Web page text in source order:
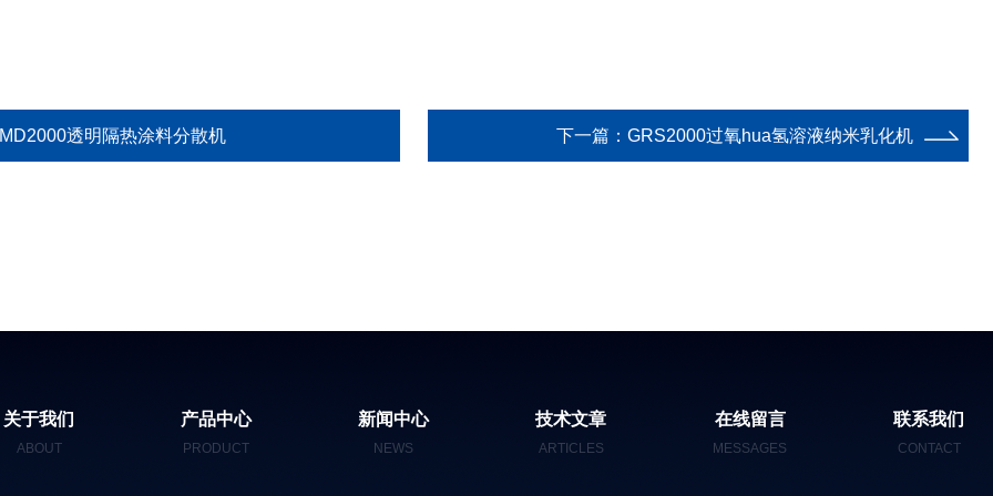
透明隔热涂料分散机 下一篇： GRS2000过氧hua氢溶液纳米乳化机
关于我们
ABOUT
产品中心
PRODUCT
新闻中心
NEWS
技术文章
ARTICLES
在线留言
MESSAGES
联系我们
CONTACT